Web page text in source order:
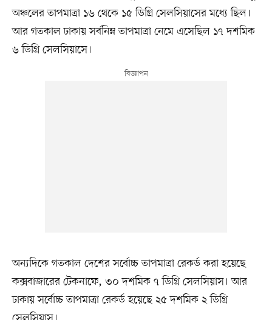
অঞ্চলের তাপমাত্রা ১৬ থেকে ১৫ ডিগ্রি সেলসিয়াসের মধ্যে ছিল।
আর গতকাল ঢাকায় সর্বনিম্ন তাপমাত্রা নেমে এসেছিল ১৭ দশমিক
৬ ডিগ্রি সেলসিয়াসে।
অন্যদিকে গতকাল দেশের সর্বোচ্চ তাপমাত্রা রেকর্ড করা হয়েছে
কক্সবাজারের টেকনাফে, ৩০ দশমিক ৭ ডিগ্রি সেলসিয়াস। আর
ঢাকায় সর্বোচ্চ তাপমাত্রা রেকর্ড হয়েছে ২৫ দশমিক ২ ডিগ্রি